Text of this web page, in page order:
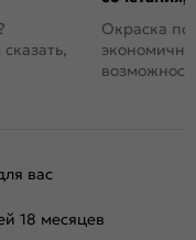
Окраска
вас
18 месяцев